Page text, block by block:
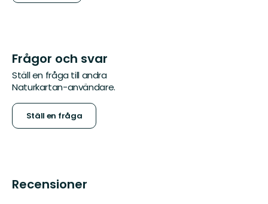
Frågor och svar
Ställ en fråga till andra
Naturkartan-användare.
Ställ en fråga
Recensioner